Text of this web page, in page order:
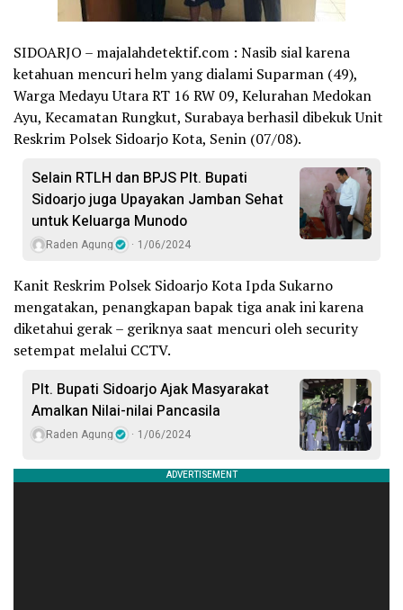
SIDOARJO – majalahdetektif.com : Nasib sial karena
ketahuan mencuri helm yang dialami Suparman (49),
Warga Medayu Utara RT 16 RW 09, Kelurahan Medokan
Ayu, Kecamatan Rungkut, Surabaya berhasil dibekuk Unit
Reskrim Polsek Sidoarjo Kota, Senin (07/08).
Selain RTLH dan BPJS Plt. Bupati
Sidoarjo juga Upayakan Jamban Sehat
untuk Keluarga Munodo
Raden Agung 1/06/2024
Kanit Reskrim Polsek Sidoarjo Kota Ipda Sukarno
mengatakan, penangkapan bapak tiga anak ini karena
diketahui gerak – geriknya saat mencuri oleh security
setempat melalui CCTV.
Plt. Bupati Sidoarjo Ajak Masyarakat
Amalkan Nilai-nilai Pancasila
Raden Agung 1/06/2024